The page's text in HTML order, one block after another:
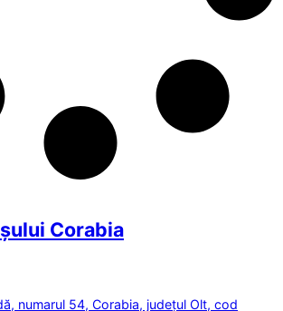
Corabia
numarul 54, Corabia, județul Olt, cod